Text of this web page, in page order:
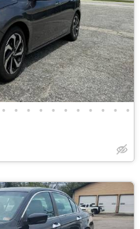
• • • • • • • • • • •